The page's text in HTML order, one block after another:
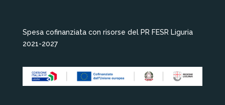
Spesa cofinanziata con risorse del PR FESR Liguria
2021-2027